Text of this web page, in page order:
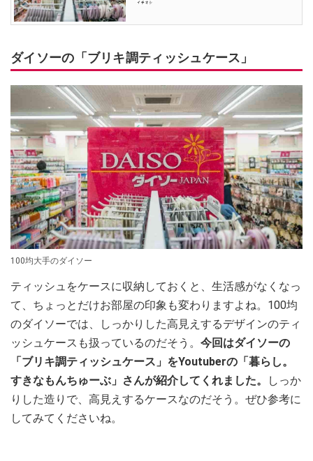
ダイソーの「ブリキ調ティッシュケース」
100均大手のダイソー
ティッシュをケースに収納しておくと、生活感がなくなっ
て、ちょっとだけお部屋の印象も変わりますよね。100均
のダイソーでは、しっかりした高見えするデザインのティ
ッシュケースも扱っているのだそう。 今回はダイソーの
「ブリキ調ティッシュケース」をYoutuberの「暮らし。
すきなもんちゅーぶ」さんが紹介してくれました。
しっか
りした造りで、高見えするケースなのだそう。ぜひ参考に
してみてくださいね。